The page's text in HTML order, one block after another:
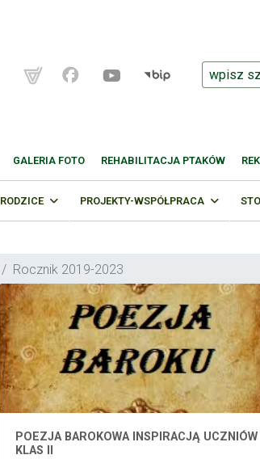
GALERIA FOTO REHABILITACJA PTAKÓW
RODZICE PROJEKTY-WSPÓŁPRACA
Rocznik 2019-2023
POEZJA BAROKOWA INSPIRACJĄ UCZNIÓW
KLAS II